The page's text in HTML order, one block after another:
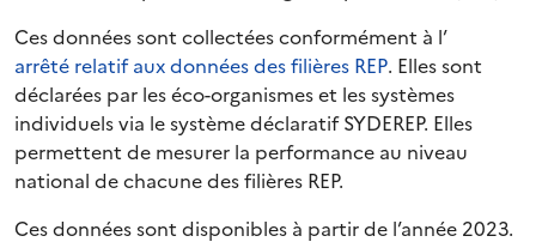
Ces données sont collectées conformément à l’
arrêté relatif aux données des filières REP. Elles sont
déclarées par les éco-organismes et les systèmes
individuels via le système déclaratif SYDEREP. Elles
permettent de mesurer la performance au niveau
national de chacune des filières REP.
Ces données sont disponibles à partir de l’année 2023.